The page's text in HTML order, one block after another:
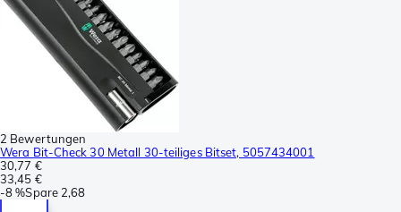
2 Bewertungen
Wera Bit-Check 30 Metall 30-teiliges Bitset, 5057434001
30,77 €
33,45 €
-8 %Spare 2,68